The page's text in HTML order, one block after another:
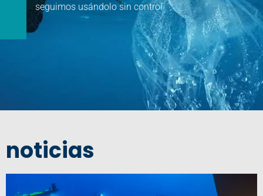
seguimosusándolo sin control
noticias